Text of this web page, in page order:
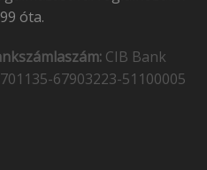
óta.
CIB Bank
67903223-51100005